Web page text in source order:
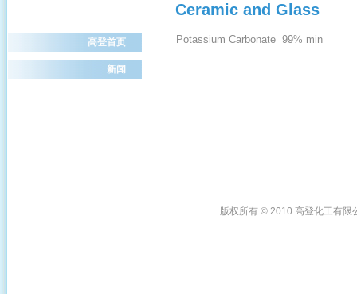
Ceramic and Glass
Potassium Carbonate 99% min
高登首页
新闻
版权所有 © 2010 高登化工有限